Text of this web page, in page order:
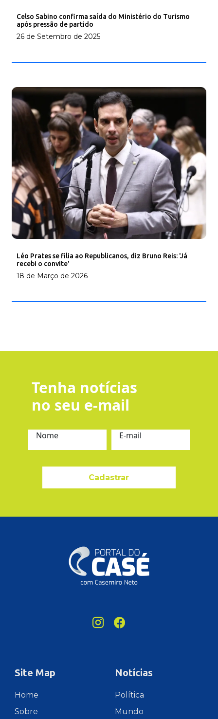
Celso Sabino confirma saída do Ministério do Turismo
após pressão de partido
26 de Setembro de 2025
Léo Prates se filia ao Republicanos, diz Bruno Reis: 'Já
recebi o convite'
18 de Março de 2026
Tenha notícias
no seu e-mail
Nome E-mail
Cadastrar
Site Map
Home
Sobre
Notícias
Política
Mundo